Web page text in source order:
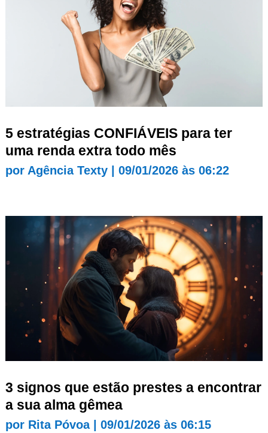
5 estratégias CONFIÁVEIS para ter
uma renda extra todo mês
por Agência Texty| 09/01/2026 às 06:22
3 signos que estão prestes a encontrar
a sua alma gêmea
por Rita Póvoa| 09/01/2026 às 06:15